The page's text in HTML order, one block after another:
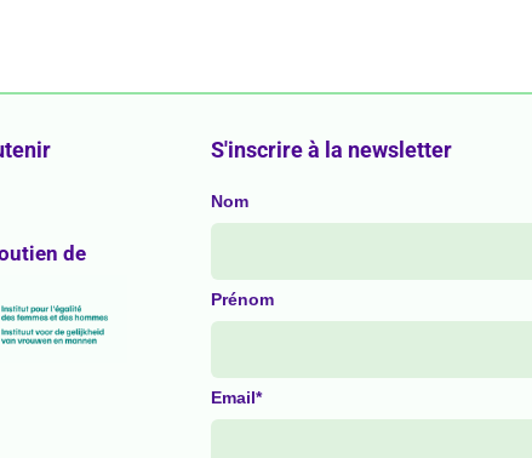
de
S'inscrire à la newsletter
Nom
Prénom
Email*